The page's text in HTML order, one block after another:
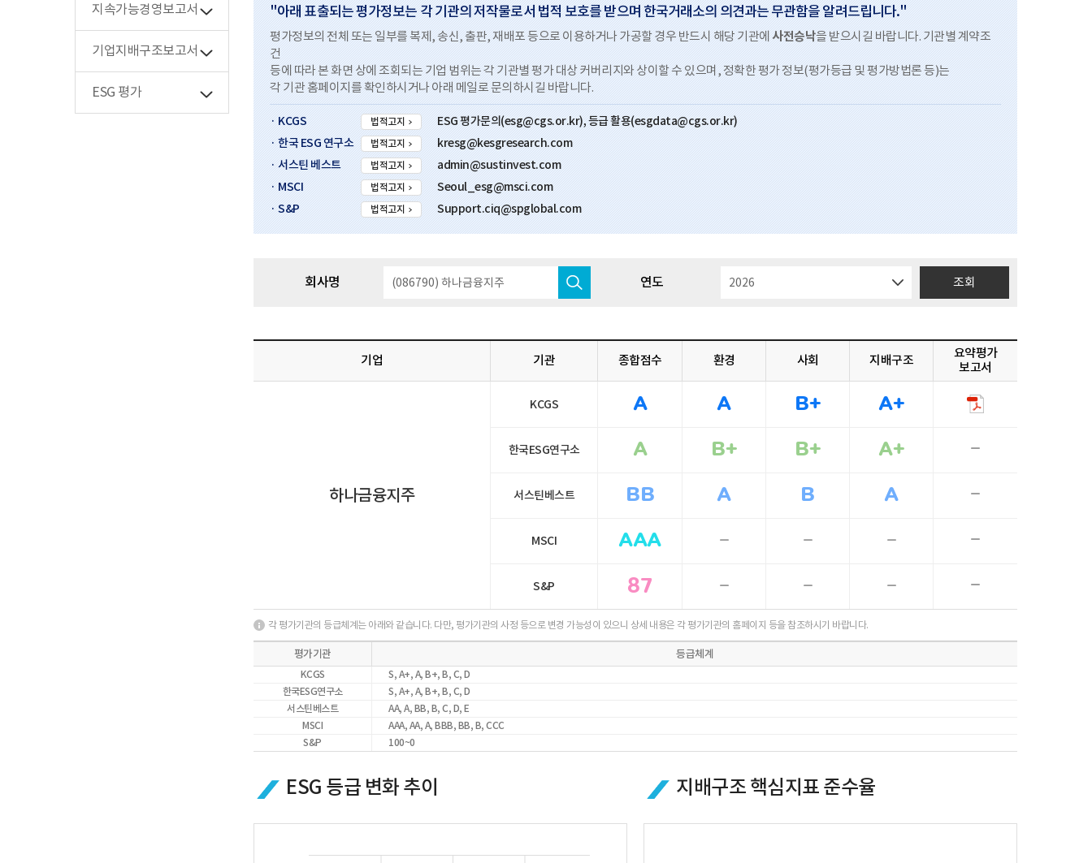
지속가능경영보고서
기업지배구조보고서
ESG 평가
"아래 표출되는 평가정보는 각 기관의 저작물로서 법적 보호를 받으며 한국거래소의 의견과는 무관함을 알려드립니다."
평가정보의 전체 또는 일부를 복제, 송신, 출판, 재배포 등으로 이용하거나 가공할 경우 반드시 해당 기관에 사전승낙을 받으시길 바랍니다. 기관별 계약조
건
등에 따라 본 화면 상에 조회되는 기업 범위는 각 기관별 평가 대상 커버리지와 상이할 수 있으며, 정확한 평가 정보(평가등급 및 평가방법론 등)는
각 기관 홈페이지를 확인하시거나 아래 메일로 문의하시길 바랍니다.
· KCGS 법적고지 ESG 평가문의(esg@cgs.or.kr),등급 활용(esgdata@cgs.or.kr)
· 한국 ESG 연구소
법적고지
kresg@kesgresearch.com
· 서스틴 베스트
법적고지
admin@sustinvest.com
· MSCI
법적고지
Seoul_esg@msci.com
· S&P
법적고지 Support.ciq@spglobal.com
회사명 연도 조회
기업 기관 종합점수 환경 사회 지배구조
요약평가
보고서
하나금융지주
KCGS A A B+ A+
한국ESG연구소 A B+ B+ A+
서스틴베스트 BB A B A
MSCI AAA - - -
S&P 87 - - -
각 평가기관의 등급체계는 아래와 같습니다. 다만, 평가기관의 사정 등으로 변경 가능성이 있으니 상세 내용은 각 평가기관의 홈페이지 등을 참조하시기 바랍니다.
평가기관 등급체계
KCGS
S, A+, A, B+, B, C, D
한국ESG연구소
S, A+, A, B+, B, C, D
서스틴베스트
AA, A, BB, B, C, D, E
MSCI
AAA, AA, A, BBB, BB, B, CCC
S&P
100~0
ESG 등급 변화 추이 지배구조 핵심지표 준수율